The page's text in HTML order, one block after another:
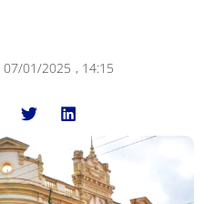
07/01/2025 , 14:15